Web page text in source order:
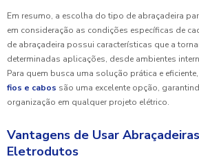
Em resumo, a escolha do tipo de abraçadeira
em consideração as condições específicas de
de abraçadeira possui características que a
determinadas aplicações, desde ambientes
Para quem busca uma solução prática e
fios e cabos são uma excelente opção,
organização em qualquer projeto elétrico.
Vantagens de Usar
Eletrodutos